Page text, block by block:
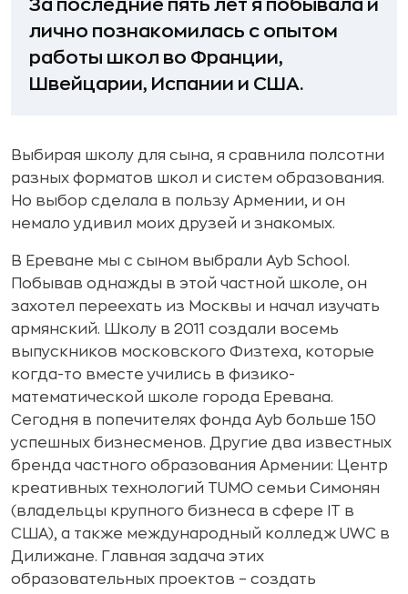
За последние пять лет я побывала и
лично познакомилась с опытом
работы школ во Франции,
Швейцарии, Испании и США.
Выбирая школу для сына, я сравнила полсотни
разных форматов школ и систем образования.
Но выбор сделала в пользу Армении, и он
немало удивил моих друзей и знакомых.
В Ереване мы с сыном выбрали Ayb School.
Побывав однажды в этой частной школе, он
захотел переехать из Москвы и начал изучать
армянский. Школу в 2011 создали восемь
выпускников московского Физтеха, которые
когда-то вместе учились в физико-
математической школе города Еревана.
Сегодня в попечителях фонда Ayb больше 150
успешных бизнесменов. Другие два известных
бренда частного образования Армении: Центр
креативных технологий TUMO семьи Симонян
(владельцы крупного бизнеса в сфере IT в
США), а также международный колледж UWC в
Дилижане. Главная задача этих
образовательных проектов – создать